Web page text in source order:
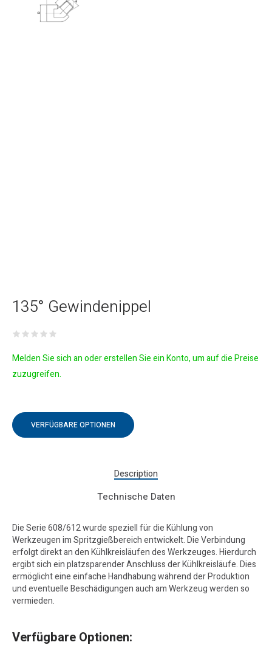
135° Gewindenippel
Melden Sie sich an oder erstellen Sie ein Konto, um auf die Preise
zuzugreifen.
VERFÜGBARE OPTIONEN
Description
Technische Daten
Die Serie 608/612 wurde speziell für die Kühlung von
Werkzeugen im Spritzgießbereich entwickelt. Die Verbindung
erfolgt direkt an den Kühlkreisläufen des Werkzeuges. Hierdurch
ergibt sich ein platzsparender Anschluss der Kühlkreisläufe. Dies
ermöglicht eine einfache Handhabung während der Produktion
und eventuelle Beschädigungen auch am Werkzeug werden so
vermieden.
Verfügbare Optionen: